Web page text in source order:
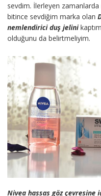
sevdim. İlerleyen
bitince sevdiğim marka olan
nemlendirici duş jelini
olduğunu da belirtmeliyim.
Nivea hassas göz